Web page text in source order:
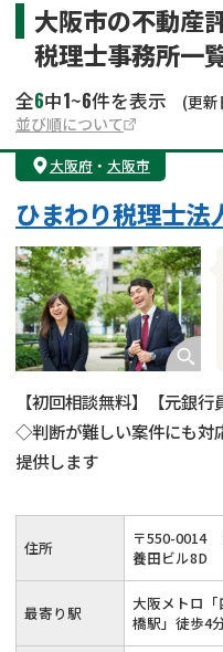
大阪市の不動産
税理士事務所一
全6中1~6件を表示
(更
並び順について
大阪府・ 大阪市
ひまわり税理士法
【初回相談無料】【元銀
◇判断が難しい案件にも対
提供します
住所 〒550-0014
養田ビル8D
最寄り駅
大阪メトロ
橋駅」徒歩4